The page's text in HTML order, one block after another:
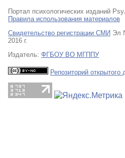
Портал психологических изданий
Правила использования материалов
Свидетельство регистрации СМИ Эл
2016 г.
Издатель: ФГБОУ ВО МГППУ
Репозиторий открытого